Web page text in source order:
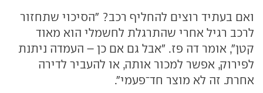
ואם בעתיד רוצים להחליף רכב? "הסיכוי שתחזור
לרכב רגיל אחרי שהתרגלת לחשמלי הוא מאוד
קטן", אומר דה פז. "אבל גם אם כן – העמדה ניתנת
לפירוק, אפשר למכור אותה, או להעביר לדירה
אחרת. זה לא מוצר חד־פעמי".